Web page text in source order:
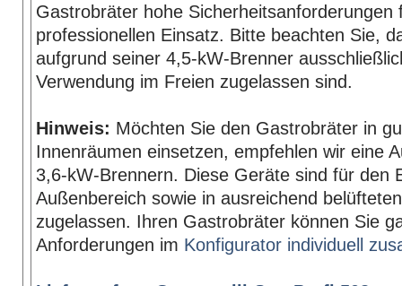
Gastrobräter hohe Sicherheitsanforderungen
professionellen Einsatz. Bitte beachten Sie,
aufgrund seiner 4,5-kW-Brenner
Verwendung im Freien zugelassen sind.
Hinweis: Möchten Sie den Gastrobräter in
Innenräumen einsetzen, empfehlen wir eine
3,6-kW-Brennern. Diese Geräte sind für den
Außenbereich sowie in ausreichend
zugelassen. Ihren Gastrobräter können Sie
Anforderungen im Konfigurator individuell